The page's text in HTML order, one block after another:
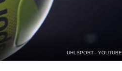
UHLSPORT - YOUTUBE